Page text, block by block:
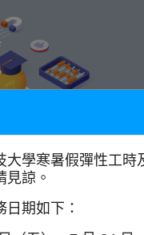
查詢
大學寒暑假彈性工
見諒。
期如下：